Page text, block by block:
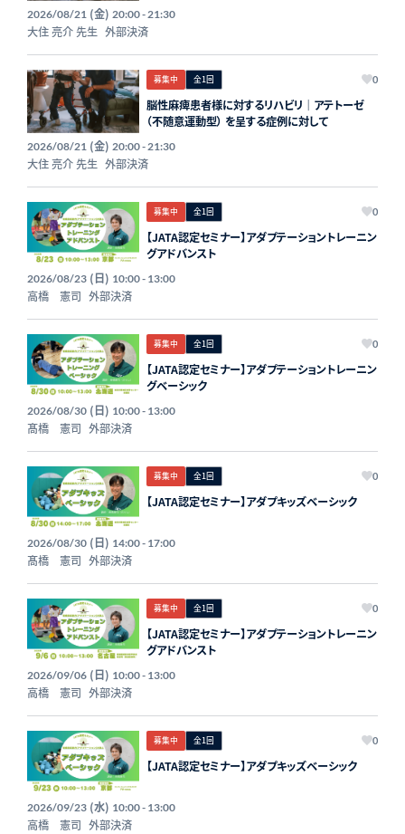
2026/08/21(金) 20:00 - 21:30
大住 亮介 先生 外部決済
募集中 全1回 0
脳性麻痺患者様に対するリハビリ｜アテトーゼ
（不随意運動型） を呈する症例に対して
2026/08/21(金) 20:00 - 21:30
大住 亮介 先生 外部決済
募集中 全1回 0
【JATA認定セミナー】アダプテーショントレーニン
グアドバンスト
2026/08/23(日) 10:00 - 13:00
高橋 憲司 外部決済
募集中 全1回 0
【JATA認定セミナー】アダプテーショントレーニン
グベーシック
2026/08/30(日) 10:00 - 13:00
髙橋 憲司 外部決済
募集中 全1回 0
【JATA認定セミナー】アダプキッズベーシック
2026/08/30(日) 14:00 - 17:00
髙橋 憲司 外部決済
募集中 全1回 0
【JATA認定セミナー】アダプテーショントレーニン
グアドバンスト
2026/09/06(日) 10:00 - 13:00
高橋 憲司 外部決済
募集中 全1回 0
【JATA認定セミナー】アダプキッズベーシック
2026/09/23(水) 10:00 - 13:00
高橋 憲司 外部決済